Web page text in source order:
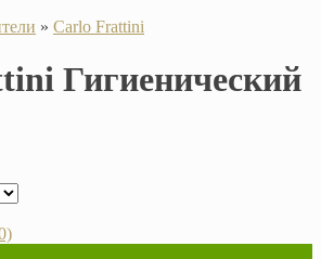
» Carlo Frattini
Гигиенический